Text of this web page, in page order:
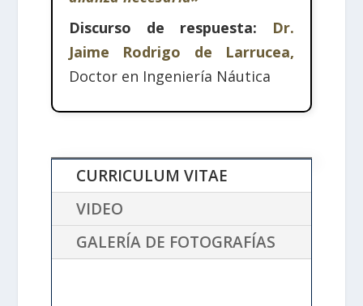
Discurso de respuesta: Dr.
Jaime Rodrigo de Larrucea,
Doctor en Ingeniería Náutica
CURRICULUM VITAE
VIDEO
GALERÍA DE FOTOGRAFÍAS